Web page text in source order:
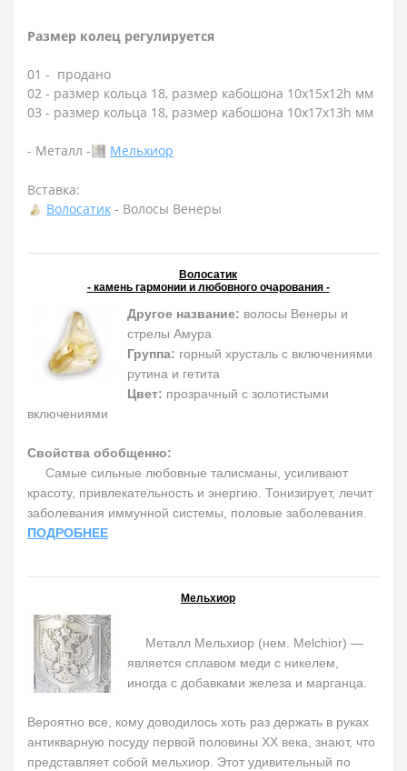
Размер колец регулируется
01 - продано
02 - размер кольца 18, размер кабошона 10х15х12h мм
03 - размер кольца 18, размер кабошона 10х17х13h мм
- Металл - Мельхиор
Вставка:
Волосатик - Волосы Венеры
Волосатик
- камень гармонии и любовного очарования -
Другое название: волосы Венеры и
стрелы Амура
Группа: горный хрусталь с включениями
рутина и гетита
Цвет: прозрачный с золотистыми
включениями
Свойства обобщенно:
Самые сильные любовные талисманы, усиливают
красоту, привлекательность и энергию. Тонизирует, лечит
заболевания иммунной системы, половые заболевания.
ПОДРОБНЕЕ
Мельхиор
Металл Мельхиор (нем. Melchior) —
является сплавом меди с никелем,
иногда с добавками железа и марганца.
Вероятно все, кому доводилось хоть раз держать в руках
антикварную посуду первой половины ХХ века, знают, что
представляет собой мельхиор. Этот удивительный по